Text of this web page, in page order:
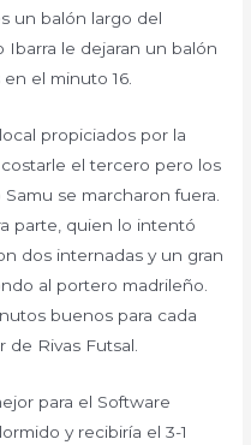
un balón largo del
Ibarra le dejaran un balón
el minuto 16.
propiciados por la
el tercero pero los
se marcharon fuera.
parte, quien lo intentó
dos internadas y un gran
al portero madrileño.
buenos para cada
de Rivas Futsal.
para el Software
y recibiría el 3-1